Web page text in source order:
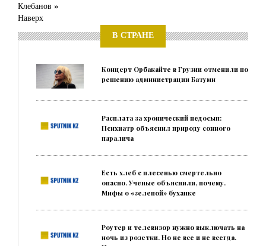
Клебанов »
Наверх
В СТРАНЕ
Концерт Орбакайте в Грузии отменили по
решению администрации Батуми
Расплата за хронический недосып:
Психиатр объяснил природу сонного
паралича
Есть хлеб с плесенью смертельно
опасно. Ученые объяснили, почему.
Мифы о «зеленой» буханке
Роутер и телевизор нужно выключать на
ночь из розетки. Но не все и не всегда.